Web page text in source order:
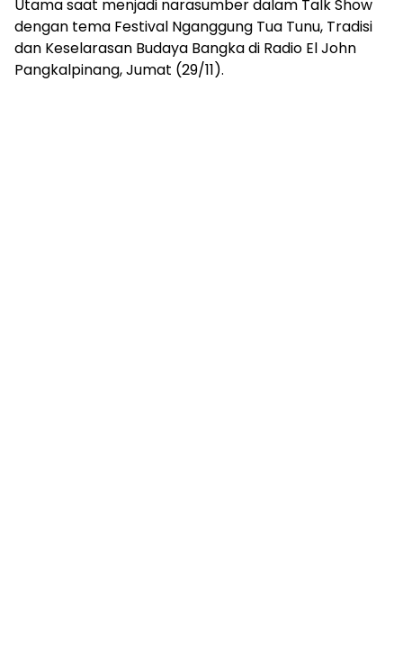
Utama saat menjadi narasumber dalam Talk Show
dengan tema Festival Nganggung Tua Tunu, Tradisi
dan Keselarasan Budaya Bangka di Radio El John
Pangkalpinang, Jumat (29/11).